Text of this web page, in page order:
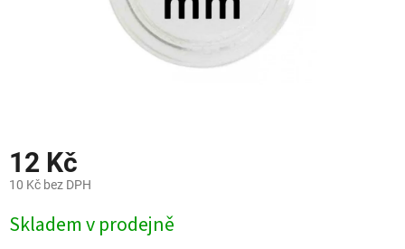
12 Kč
10 Kč bez DPH
cena:
Skladem v prodejně